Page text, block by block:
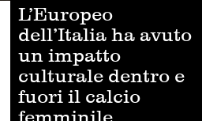
L’Europeo
dell’Italia ha avuto
un impatto
culturale dentro e
fuori il calcio